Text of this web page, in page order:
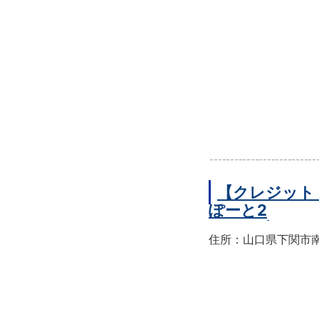
【クレジッ
ぽーと2
住所：山口県下関市